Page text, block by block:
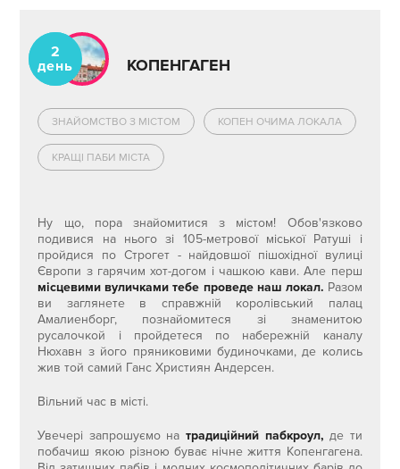
2
день
КОПЕНГАГЕН
ЗНАЙОМСТВО З МІСТОМ КОПЕН ОЧИМА ЛОКАЛА
КРАЩІ ПАБИ МІСТА
Ну що, пора знайомитися з містом! Обов'язково
подивися на нього зі 105-метрової міської Ратуші і
пройдися по Строгет - найдовшої пішохідної вулиці
Європи з гарячим хот-догом і чашкою кави. Але перш
місцевими вуличками тебе проведе наш локал. Разом
ви заглянете в справжній королівський палац
Амалиенборг, познайомитеся зі знаменитою
русалочкой і пройдетеся по набережній каналу
Нюхавн з його пряниковими будиночками, де колись
жив той самий Ганс Християн Андерсен.
Вільний час в місті.
Увечері запрошуємо на традиційний пабкроул, де ти
побачиш якою різною буває нічне життя Копенгагена.